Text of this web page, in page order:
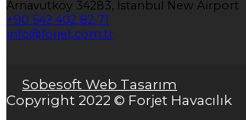
Arnavutköy 34283, İstanbul New Airport
+90 542 402 82 71
info@forjet.com.tr
Sobesoft Web Tasarım
Copyright 2022 © Forjet Havacılık